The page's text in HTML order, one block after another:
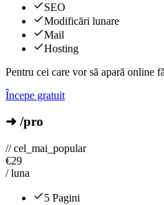
SEO
Modificări lunare
Mail
Hosting
Pentru cei care vor să apară online
Începe gratuit
➜ /pro
// cel_mai_popular
€29
/ luna
5 Pagini